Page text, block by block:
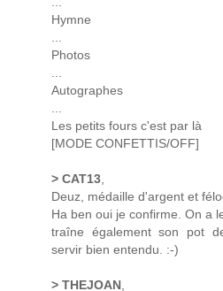
Hymne
Photos
Autographes
Les petits fours c'est par là
[MODE CONFETTIS/OFF]
> CAT13
Deuz, médaille d'argent et
Ha ben oui je confirme. On a
traîne également son pot
servir bien entendu. :-)
> THEJOAN